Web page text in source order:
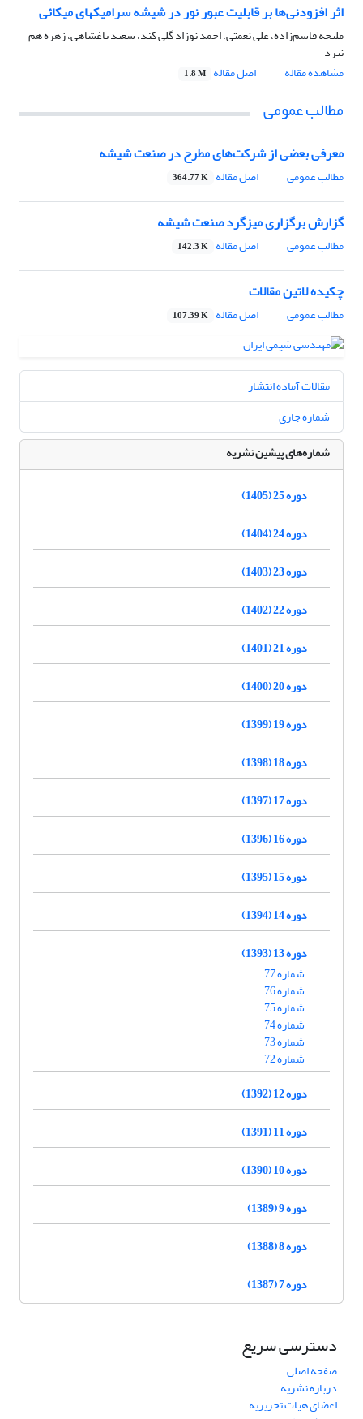
اثر افزودنی‌ها بر قابلیت عبور نور در شیشه سرامیکهای میکائی
ملیحه قاسم‌زاده، علی نعمتی، احمد نوزاد گلی کند، سعید باغشاهی، زهره هم
نبرد
مشاهده مقاله
اصل مقاله 1.8 M
مطالب عمومی
معرفی بعضی از شرکت‌های مطرح در صنعت شیشه
مطالب عمومی اصل مقاله 364.77 K
گزارش برگزاری میزگرد صنعت شیشه
مطالب عمومی اصل مقاله 142.3 K
چکیده لاتین مقالات
مطالب عمومی اصل مقاله 107.39 K
مقالات آماده انتشار
شماره جاری
شماره‌های پیشین نشریه
دوره 25 (1405)
دوره 24 (1404)
دوره 23 (1403)
دوره 22 (1402)
دوره 21 (1401)
دوره 20 (1400)
دوره 19 (1399)
دوره 18 (1398)
دوره 17 (1397)
دوره 16 (1396)
دوره 15 (1395)
دوره 14 (1394)
دوره 13 (1393)
شماره 77
شماره 76
شماره 75
شماره 74
شماره 73
شماره 72
دوره 12 (1392)
دوره 11 (1391)
دوره 10 (1390)
دوره 9 (1389)
دوره 8 (1388)
دوره 7 (1387)
دسترسی سریع
صفحه اصلی
درباره نشریه
اعضای هیات تحریریه